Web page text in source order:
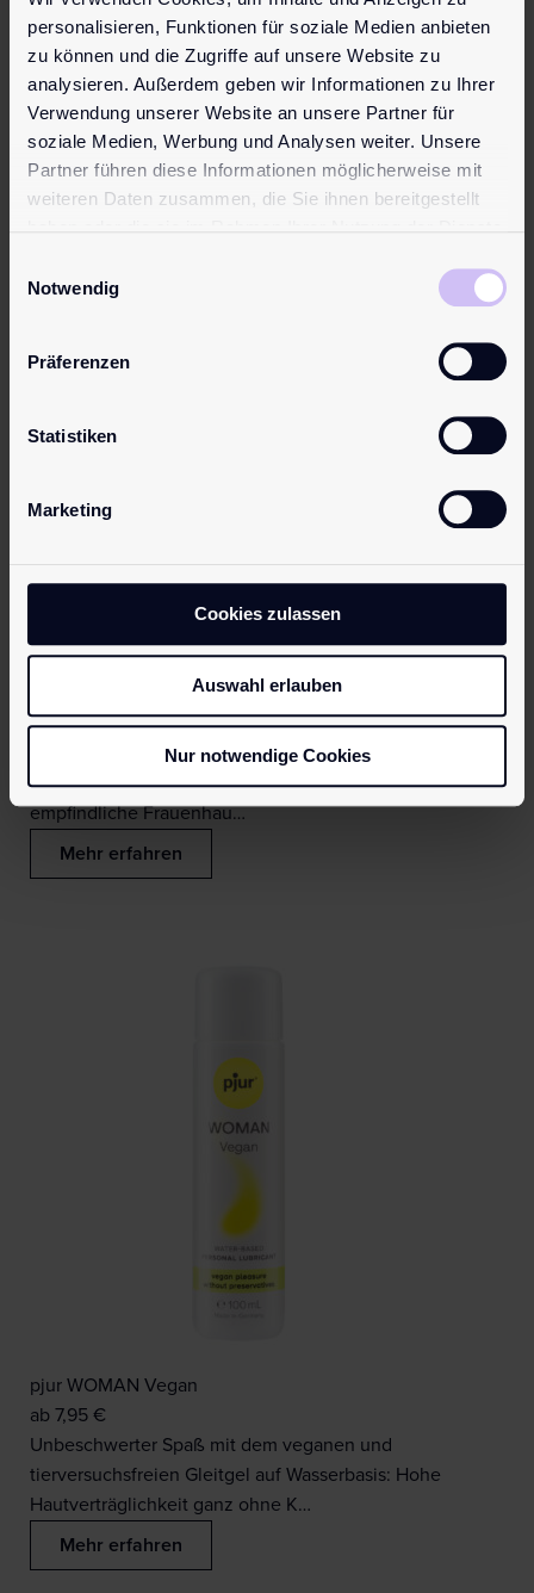
personalisieren, Funktionen für soziale Medien anbieten
zu können und die Zugriffe auf unsere Website zu
analysieren. Außerdem geben wir Informationen zu Ihrer
Verwendung unserer Website an unsere Partner für
soziale Medien, Werbung und Analysen weiter. Unsere
Partner führen diese Informationen möglicherweise mit
weiteren Daten zusammen, die Sie ihnen bereitgestellt
Notwendig
Präferenzen
Statistiken
Marketing
Cookies zulassen
Auswahl erlauben
Nur notwendige Cookies
Das wasserbasierte Gleitgel, speziell für die
empfindliche Haut der Frau. Es hinterlässt ein zartes
Hautgefühl und spend…
Mehr erfahren
ab7,95€
Keine Konservierungsstoffe, Parabene oder Glycerin:
unser Gleitgel ohne Zusätze. Speziell für die
empfindliche Frauenhau…
Mehr erfahren
pjur WOMAN Vegan
ab 7,95 €
Unbeschwerter Spaß mit dem veganen und
tierversuchsfreien Gleitgel auf Wasserbasis: Hohe
Hautverträglichkeit ganz ohne K…
Mehr erfahren